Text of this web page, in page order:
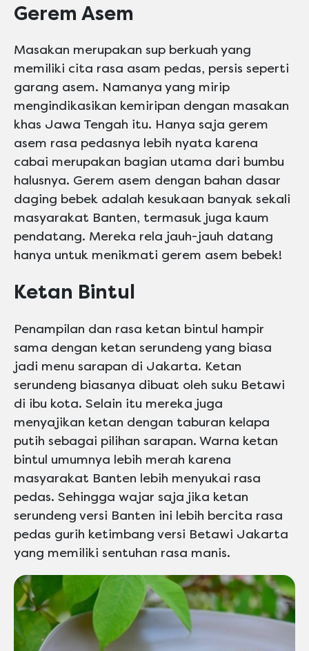
Gerem Asem
Masakan merupakan sup berkuah yang
memiliki cita rasa asam pedas, persis seperti
garang asem. Namanya yang mirip
mengindikasikan kemiripan dengan masakan
khas Jawa Tengah itu. Hanya saja gerem
asem rasa pedasnya lebih nyata karena
cabai merupakan bagian utama dari bumbu
halusnya. Gerem asem dengan bahan dasar
daging bebek adalah kesukaan banyak sekali
masyarakat Banten, termasuk juga kaum
pendatang. Mereka rela jauh-jauh datang
hanya untuk menikmati gerem asem bebek!
Ketan Bintul
Penampilan dan rasa ketan bintul hampir
sama dengan ketan serundeng yang biasa
jadi menu sarapan di Jakarta. Ketan
serundeng biasanya dibuat oleh suku Betawi
di ibu kota. Selain itu mereka juga
menyajikan ketan dengan taburan kelapa
putih sebagai pilihan sarapan. Warna ketan
bintul umumnya lebih merah karena
masyarakat Banten lebih menyukai rasa
pedas. Sehingga wajar saja jika ketan
serundeng versi Banten ini lebih bercita rasa
pedas gurih ketimbang versi Betawi Jakarta
yang memiliki sentuhan rasa manis.